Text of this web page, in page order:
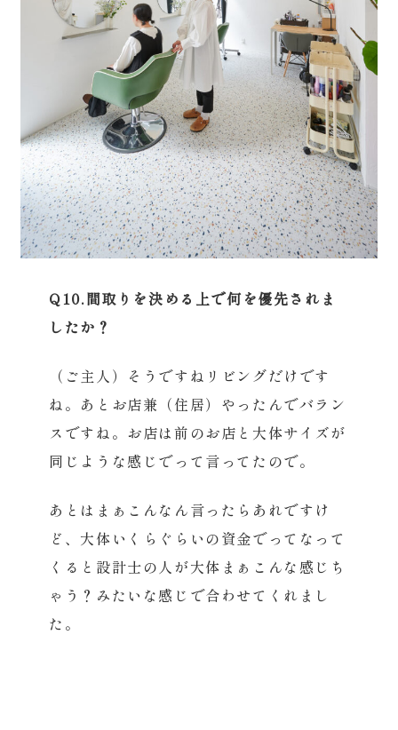
Q10.間取りを決める上で何を優先されま
したか？
（ご主人）そうですねリビングだけです
ね。あとお店兼（住居）やったんでバラン
スですね。お店は前のお店と大体サイズが
同じような感じでって言ってたので。
あとはまぁこんなん言ったらあれですけ
ど、大体いくらぐらいの資金でってなって
くると設計士の人が大体まぁこんな感じち
ゃう？みたいな感じで合わせてくれまし
た。